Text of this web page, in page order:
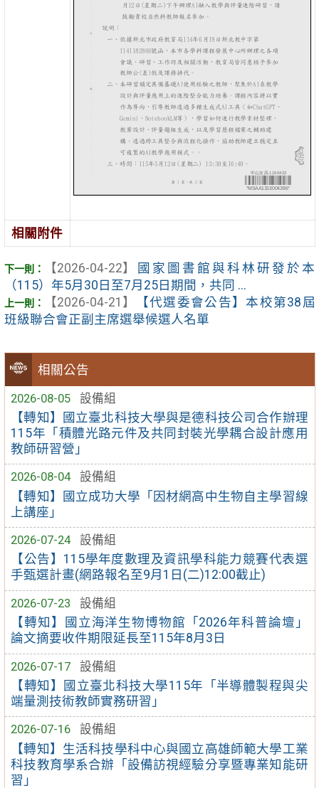
相關公告
2026-08-05
設備組
【轉知】國立臺北科技大學與是德科技公司合作辦理
115年「積體光路元件及共同封裝光學耦合設計應用
教師研習營」
2026-08-04
設備組
【轉知】國立成功大學「因材網高中生物自主學習線
上講座」
2026-07-24
設備組
【公告】115學年度數理及資訊學科能力競賽代表選
手甄選計畫(網路報名至9月1日(二)12:00截止)
2026-07-23
設備組
【轉知】國立海洋生物博物館「2026年科普論壇」
論文摘要收件期限延長至115年8月3日
2026-07-17
設備組
【轉知】國立臺北科技大學115年「半導體製程與尖
端量測技術教師實務研習」
2026-07-16
設備組
【轉知】生活科技學科中心與國立高雄師範大學工業
科技教育學系合辦「設備訪視經驗分享暨專業知能研
習」
相關附件
【2026-04-22】
國家圖書館與科林研發於本
（115）年5月30日至7月25日期間，共同 ...
【2026-04-21】
【代選委會公告】本校第38屆
班級聯合會正副主席選舉候選人名單